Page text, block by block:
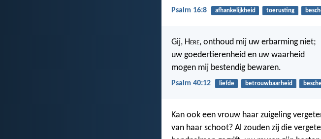
Psalm 16:8 afhankelijkheid toerusting
Gij, Here, onthoud mij uw erbarming niet;
uw goedertierenheid en uw waarheid
mogen mij bestendig bewaren.
Psalm 40:12 liefde betrouwbaarheid
Kan ook een vrouw haar zuigeling
van haar schoot? Al zouden zij die